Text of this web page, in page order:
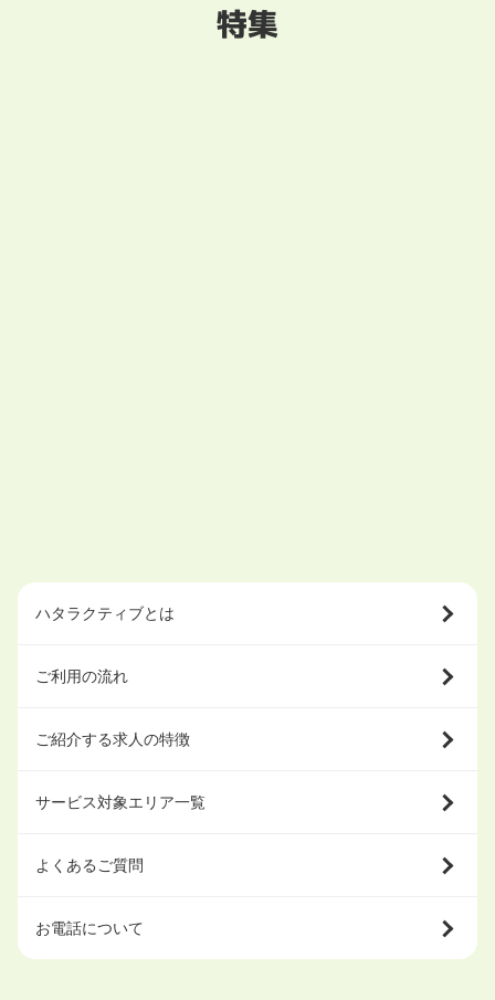
特集
ハタラクティブとは
ご利用の流れ
ご紹介する求人の特徴
サービス対象エリア一覧
よくあるご質問
お電話について